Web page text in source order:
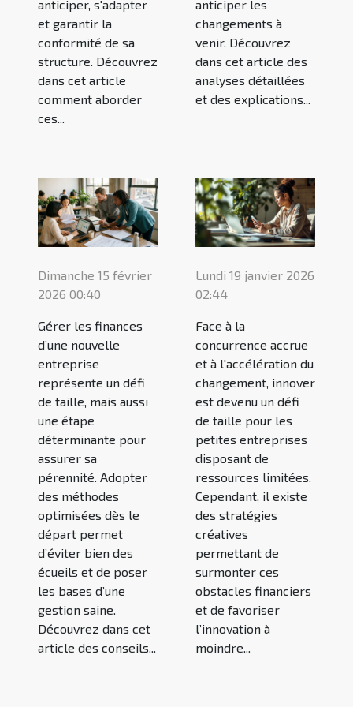
anticiper, s'adapter
et garantir la
conformité de sa
structure. Découvrez
dans cet article
comment aborder
ces...
anticiper les
changements à
venir. Découvrez
dans cet article des
analyses détaillées
et des explications...
Dimanche 15 février
2026 00:40
Gérer les finances
d’une nouvelle
entreprise
représente un défi
de taille, mais aussi
une étape
déterminante pour
assurer sa
pérennité. Adopter
des méthodes
optimisées dès le
départ permet
d’éviter bien des
écueils et de poser
les bases d’une
gestion saine.
Découvrez dans cet
article des conseils...
Lundi 19 janvier 2026
02:44
Face à la
concurrence accrue
et à l'accélération du
changement, innover
est devenu un défi
de taille pour les
petites entreprises
disposant de
ressources limitées.
Cependant, il existe
des stratégies
créatives
permettant de
surmonter ces
obstacles financiers
et de favoriser
l’innovation à
moindre...